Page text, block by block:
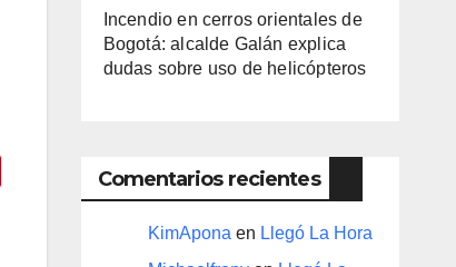
Incendio en cerros orientales de
Bogotá: alcalde Galán explica
dudas sobre uso de helicópteros
Comentarios recientes
KimAponaen Llegó La Hora